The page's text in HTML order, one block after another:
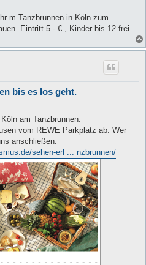
m Tanzbrunnen in Köln zum
Eintritt 5.- € , Kinder bis 12 frei.
bis es los geht.
am Tanzbrunnen.
vom REWE Parkplatz ab. Wer
anschließen.
sehen-erl ... nzbrunnen/